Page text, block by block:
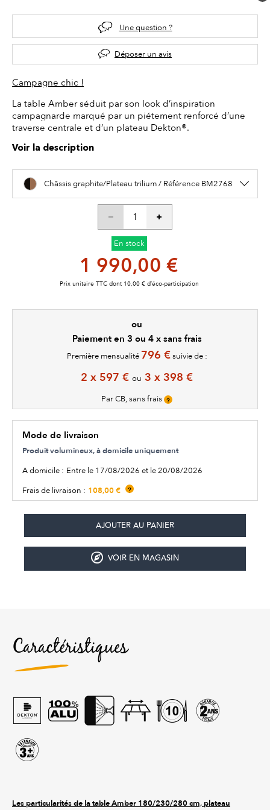
Une question ?
Déposer un avis
Campagne chic !
La table Amber séduit par son look d’inspiration
campagnarde marqué par un piétement renforcé d’une
traverse centrale et d’un plateau Dekton®.
Voir la description
Châssis graphite/Plateau trilium / Référence BM2768
En stock
1 990,00 €
Prix unitaire TTC dont 10,00 € d’éco-participation
ou
Paiement en 3 ou 4 x sans frais
Première mensualité 796 €suivie de :
2 x 597 € ou 3 x 398 €
Par CB, sans frais ?
Mode de livraison
Produit volumineux, à domicile uniquement
A domicile : Entre le 17/08/2026 et le 20/08/2026
Frais de livraison : 108,00 € ?
VOIR EN MAGASIN
Caractéristiques
Les particularités de la table Amber 180/230/280 cm, plateau